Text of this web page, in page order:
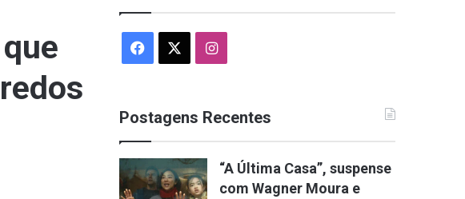
Facebook Instagram
Postagens Recentes
“A Última Casa”, suspense
com Wagner Moura e